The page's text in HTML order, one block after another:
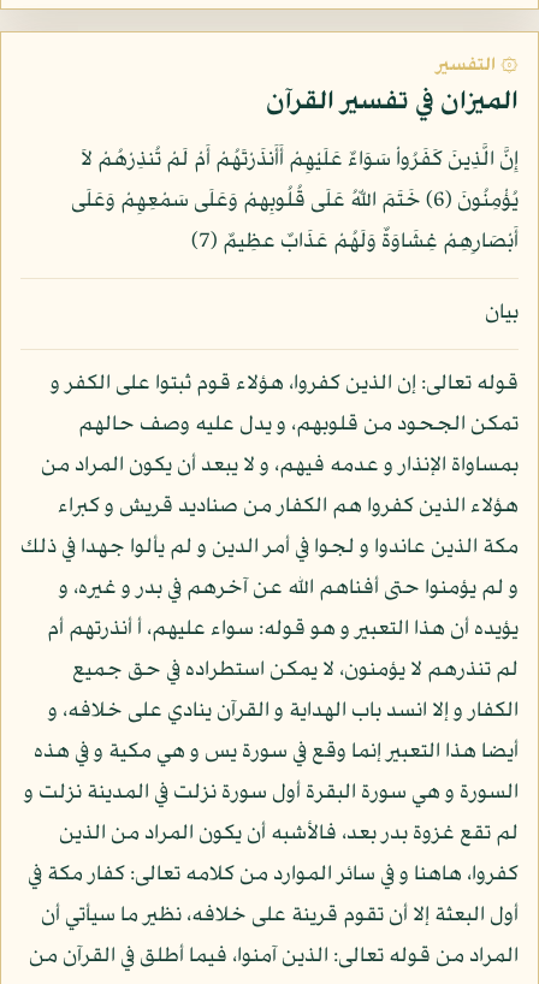
۞ التفسير
الميزان في تفسير القرآن
إِنَّ الَّذِينَ كَفَرُواْ سَوَاءٌ عَلَيْهِمْ أَأَنذَرْتَهُمْ أَمْ لَمْ تُنذِرْهُمْ لاَ
يُؤْمِنُونَ (6) خَتَمَ اللّهُ عَلَى قُلُوبِهمْ وَعَلَى سَمْعِهِمْ وَعَلَى
أَبْصَارِهِمْ غِشَاوَةٌ وَلَهُمْ عَذَابٌ عظِيمٌ (7)
بيان
قوله تعالى: إن الذين كفروا، هؤلاء قوم ثبتوا على الكفر و
تمكن الجحود من قلوبهم، و يدل عليه وصف حالهم
بمساواة الإنذار و عدمه فيهم، و لا يبعد أن يكون المراد من
هؤلاء الذين كفروا هم الكفار من صناديد قريش و كبراء
مكة الذين عاندوا و لجوا في أمر الدين و لم يألوا جهدا في ذلك
و لم يؤمنوا حتى أفناهم الله عن آخرهم في بدر و غيره، و
يؤيده أن هذا التعبير و هو قوله: سواء عليهم، أ أنذرتهم أم
لم تنذرهم لا يؤمنون، لا يمكن استطراده في حق جميع
الكفار و إلا انسد باب الهداية و القرآن ينادي على خلافه، و
أيضا هذا التعبير إنما وقع في سورة يس و هي مكية و في هذه
السورة و هي سورة البقرة أول سورة نزلت في المدينة نزلت و
لم تقع غزوة بدر بعد، فالأشبه أن يكون المراد من الذين
كفروا، هاهنا و في سائر الموارد من كلامه تعالى: كفار مكة في
أول البعثة إلا أن تقوم قرينة على خلافه، نظير ما سيأتي أن
المراد من قوله تعالى: الذين آمنوا، فيما أطلق في القرآن من